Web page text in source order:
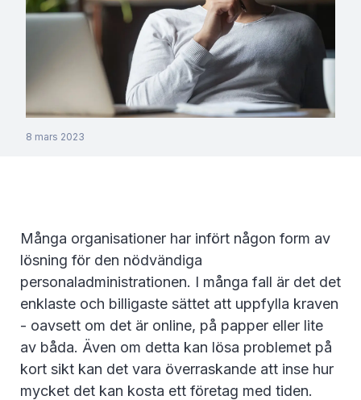
8 mars 2023
Många organisationer har infört någon form av
lösning för den nödvändiga
personaladministrationen. I många fall är det det
enklaste och billigaste sättet att uppfylla kraven
- oavsett om det är online, på papper eller lite
av båda. Även om detta kan lösa problemet på
kort sikt kan det vara överraskande att inse hur
mycket det kan kosta ett företag med tiden.